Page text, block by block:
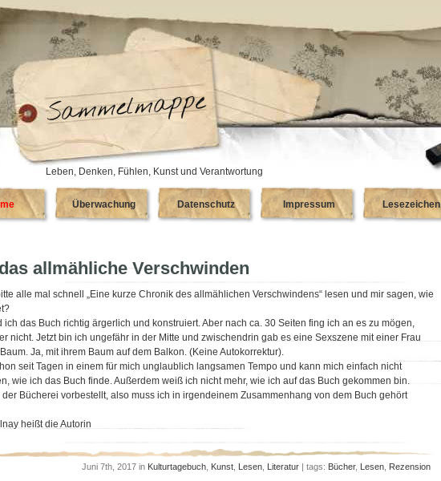
Leben, Denken, Fühlen, Kunst und Verantwortung
Überwachung Datenschutz Impressum Lesezeichen
allmähliche Verschwinden
alle mal schnell „Eine kurze Chronik des allmählichen Verschwindens“ lesen und mir sagen, wie
ich das Buch richtig ärgerlich und konstruiert. Aber nach ca. 30 Seiten fing ich an es zu mögen,
nicht. Jetzt bin ich ungefähr in der Mitte und zwischendrin gab es eine Sexszene mit einer Frau
Ja, mit ihrem Baum auf dem Balkon. (Keine Autokorrektur).
seit Tagen in einem für mich unglaublich langsamen Tempo und kann mich einfach nicht
wie ich das Buch finde. Außerdem weiß ich nicht mehr, wie ich auf das Buch gekommen bin.
der Bücherei vorbestellt, also muss ich in irgendeinem Zusammenhang von dem Buch gehört
heißt die Autorin
Juni 7th, 2017 in Kulturtagebuch Kunst Lesen Literatur | tags: Bücher, Lesen Rezension